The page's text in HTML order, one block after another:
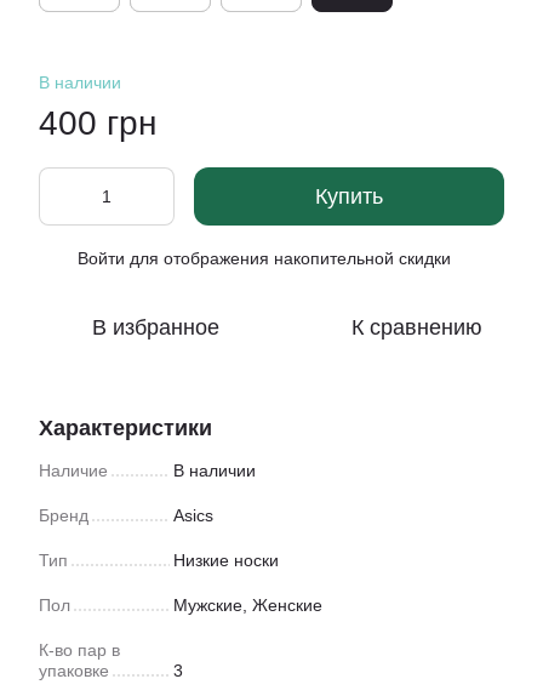
В наличии
400 грн
Купить
Войти для отображения накопительной скидки
В избранное К сравнению
Характеристики
Наличие В наличии
Бренд Asics
Тип Низкие носки
Пол Мужские, Женские
К-во пар в
упаковке
3